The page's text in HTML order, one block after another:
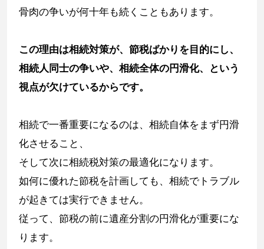
骨肉の争いが何十年も続くこともあります。
この理由は相続対策が、節税ばかりを目的にし、
相続人同士の争いや、相続全体の円滑化、という
視点が欠けているからです。
相続で一番重要になるのは、相続自体をまず円滑
化させること、
そして次に相続税対策の最適化になります。
如何に優れた節税を計画しても、相続でトラブル
が起きては実行できません。
従って、節税の前に遺産分割の円滑化が重要にな
ります。